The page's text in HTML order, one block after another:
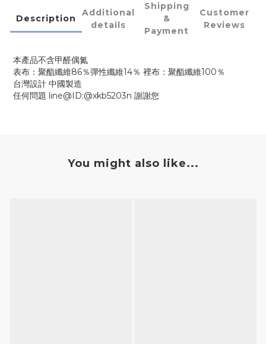
Description
Additional
details
Shipping
&
Payment
Customer
Reviews
本產品不含甲醛偶氮
表布：聚酯纖維86％彈性纖維14％ 裡布：聚酯纖維100％
台灣設計 中國製造
任何問題 line@ID:@xkb5203n 謝謝您
You might also like...